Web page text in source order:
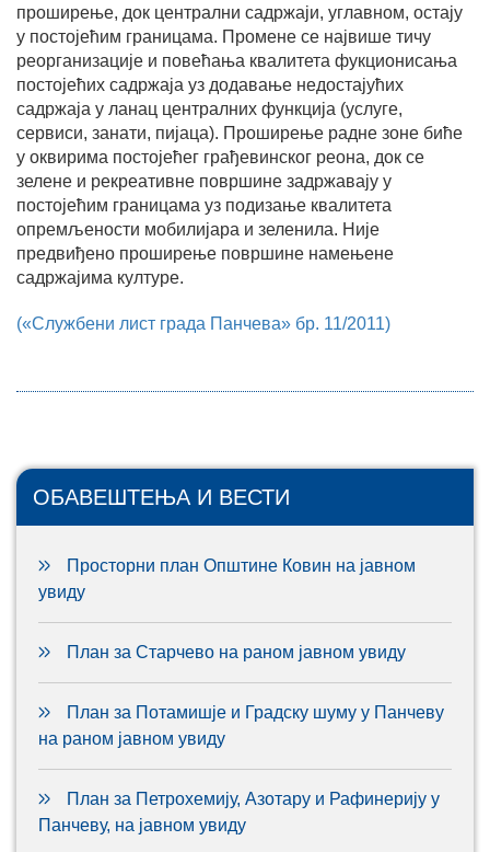
проширење, док централни садржаји, углавном, остају
у постојећим границама. Промене се највише тичу
реорганизације и повећања квалитета фукционисања
постојећих садржаја уз додавање недостајућих
садржаја у ланац централних функција (услуге,
сервиси, занати, пијаца). Проширење радне зоне биће
у оквирима постојећег грађевинског реона, док се
зелене и рекреативне површине задржавају у
постојећим границама уз подизање квалитета
опремљености мобилијара и зеленила. Није
предвиђено проширење површине намењене
садржајима културе.
(«Службени лист града Панчева» бр. 11/2011)
ОБАВЕШТЕЊА И ВЕСТИ
Просторни план Општине Ковин на јавном
увиду
План за Старчево на раном јавном увиду
План за Потамишје и Градску шуму у Панчеву
на раном јавном увиду
План за Петрохемију, Азотару и Рафинерију у
Панчеву, на јавном увиду